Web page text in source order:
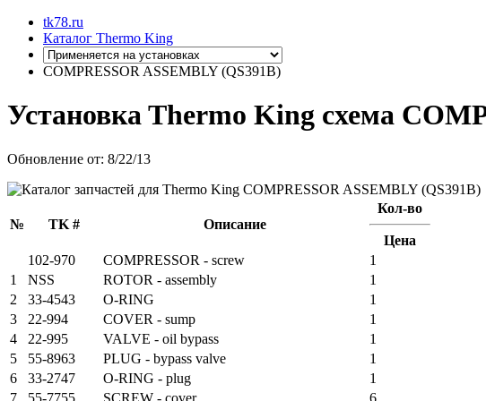
tk78.ru
Каталог Thermo King
COMPRESSOR ASSEMBLY (QS391B)
Установкa Thermo King схема
Обновление от: 8/22/13
№ TK # Описание
Кол-во
Цена
102-970
COMPRESSOR - screw
1
1
NSS ROTOR - assembly
1
2
33-4543 O-RING
1
3
22-994 COVER - sump
1
4
22-995 VALVE - oil bypass
1
5
55-8963 PLUG - bypass valve
1
6
33-2747 O-RING - plug
1
7
55-7755 SCREW - cover
6